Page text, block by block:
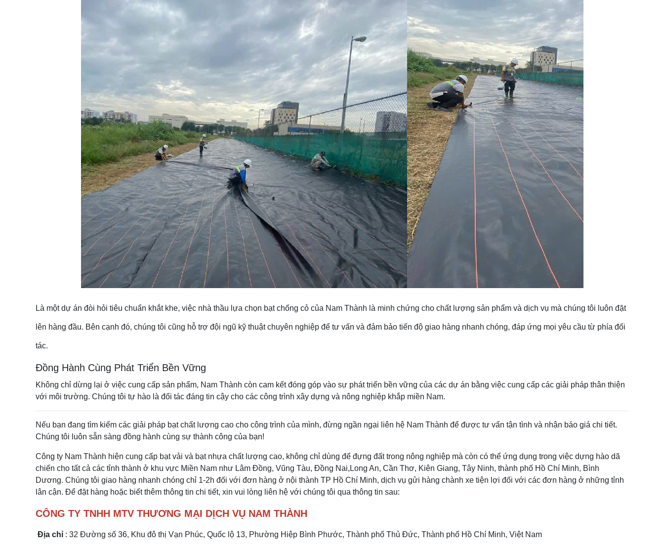
Là một dự án đòi hỏi tiêu chuẩn khắt khe, việc nhà thầu lựa chọn bạt chống cỏ của Nam Thành là minh chứng cho chất lượng sản phẩm và dịch vụ mà chúng tôi luôn đặt
lên hàng đầu. Bên cạnh đó, chúng tôi cũng hỗ trợ đội ngũ kỹ thuật chuyên nghiệp để tư vấn và đảm bảo tiến độ giao hàng nhanh chóng, đáp ứng mọi yêu cầu từ phía đối
tác.
Đồng Hành Cùng Phát Triển Bền Vững
Không chỉ dừng lại ở việc cung cấp sản phẩm, Nam Thành còn cam kết đóng góp vào sự phát triển bền vững của các dự án bằng việc cung cấp các giải pháp thân thiện
với môi trường. Chúng tôi tự hào là đối tác đáng tin cậy cho các công trình xây dựng và nông nghiệp khắp miền Nam.
Nếu bạn đang tìm kiếm các giải pháp bạt chất lượng cao cho công trình của mình, đừng ngần ngại liên hệ Nam Thành để được tư vấn tận tình và nhận báo giá chi tiết.
Chúng tôi luôn sẵn sàng đồng hành cùng sự thành công của bạn!
Công ty Nam Thành hiện cung cấp bạt vải và bạt nhựa chất lượng cao, không chỉ dùng để đựng đất trong nông nghiệp mà còn có thể ứng dụng trong việc dựng hào dã
chiến cho tất cả các tỉnh thành ở khu vực Miền Nam như Lâm Đồng, Vũng Tàu, Đồng Nai,Long An, Cần Thơ, Kiên Giang, Tây Ninh, thành phố Hồ Chí Minh, Bình
Dương. Chúng tôi giao hàng nhanh chóng chỉ 1-2h đối với đơn hàng ở nội thành TP Hồ Chí Minh, dịch vụ gửi hàng chành xe tiện lợi đối với các đơn hàng ở những tỉnh
lân cận. Để đặt hàng hoặc biết thêm thông tin chi tiết, xin vui lòng liên hệ với chúng tôi qua thông tin sau:
CÔNG TY TNHH MTV THƯƠNG MẠI DỊCH VỤ NAM THÀNH
Địa chỉ : 32 Đường số 36, Khu đô thị Vạn Phúc, Quốc lộ 13, Phường Hiệp Bình Phước, Thành phố Thủ Đức, Thành phố Hồ Chí Minh, Việt Nam